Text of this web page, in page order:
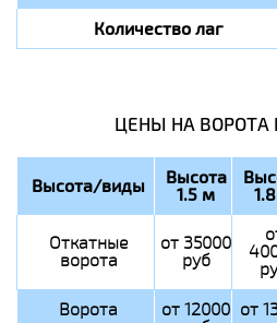
Количество лаг
ЦЕНЫ НА ВОРОТА
Высота/виды Высота
1.5 м
Откатные
ворота
от 35000
руб
Ворота от 12000 от